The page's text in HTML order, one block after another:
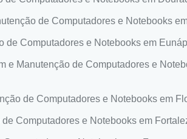
de Computadores e Notebooks
de Computadores e Notebooks em
e Manutenção de Computadores e
de Computadores e Notebooks em
Computadores e Notebooks em